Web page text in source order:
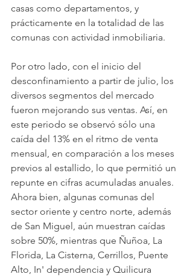
casas como departamentos, y
prácticamente en la totalidad de las
comunas con actividad inmobiliaria.
Por otro lado, con el inicio del
desconfinamiento a partir de julio, los
diversos segmentos del mercado
fueron mejorando sus ventas. Así, en
este periodo se observó sólo una
caída del 13% en el ritmo de venta
mensual, en comparación a los meses
previos al estallido, lo que permitió un
repunte en cifras acumuladas anuales.
Ahora bien, algunas comunas del
sector oriente y centro norte, además
de San Miguel, aún muestran caídas
sobre 50%, mientras que Ñuñoa, La
Florida, La Cisterna, Cerrillos, Puente
Alto, In' dependencia y Quilicura